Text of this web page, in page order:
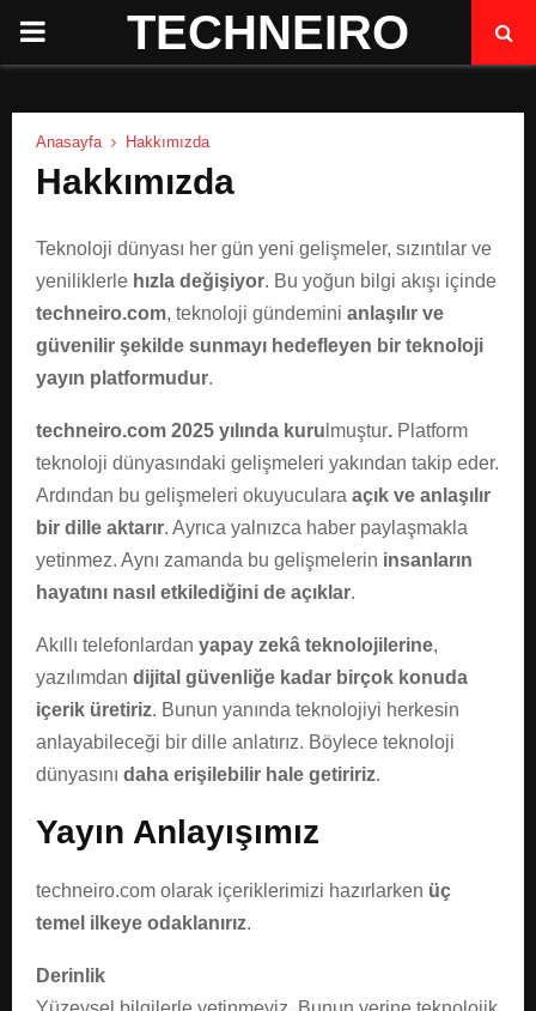
P
A
R
Y
M
E
U
TECHNEIRO
Anasayfa Hakkımızda
Hakkımızda
Teknoloji dünyası her gün yeni gelişmeler, sızıntılar ve
yeniliklerle hızla değişiyor. Bu yoğun bilgi akışı içinde
techneiro.com, teknoloji gündemini anlaşılır ve
güvenilir şekilde sunmayı hedefleyen bir teknoloji
yayın platformudur.
techneiro.com 2025 yılında kuru lmuştur. Platform
teknoloji dünyasındaki gelişmeleri yakından takip eder.
Ardından bu gelişmeleri okuyuculara açık ve anlaşılır
bir dille aktarır. Ayrıca yalnızca haber paylaşmakla
yetinmez. Aynı zamanda bu gelişmelerin insanların
hayatını nasıl etkilediğini de açıklar.
Akıllı telefonlardan yapay zekâ teknolojilerine,
yazılımdan dijital güvenliğe kadar birçok konuda
içerik üretiriz. Bunun yanında teknolojiyi herkesin
anlayabileceği bir dille anlatırız. Böylece teknoloji
dünyasını daha erişilebilir hale getiririz.
Yayın Anlayışımız
techneiro.com olarak içeriklerimizi hazırlarken üç
temel ilkeye odaklanırız.
Derinlik